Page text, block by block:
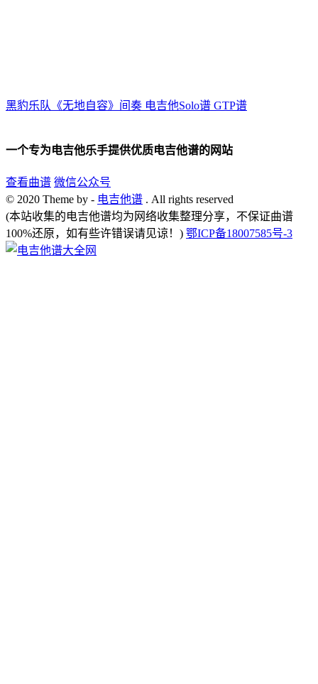
黑豹乐队《无地自容》间奏 电吉他Solo谱 GTP谱
一个专为电吉他乐手提供优质电吉他谱的网站
查看曲谱 微信公众号
© 2020 Theme by - 电吉他谱 . All rights reserved
(本站收集的电吉他谱均为网络收集整理分享，不保证曲谱
100%还原，如有些许错误请见谅！) 鄂ICP备18007585号-3